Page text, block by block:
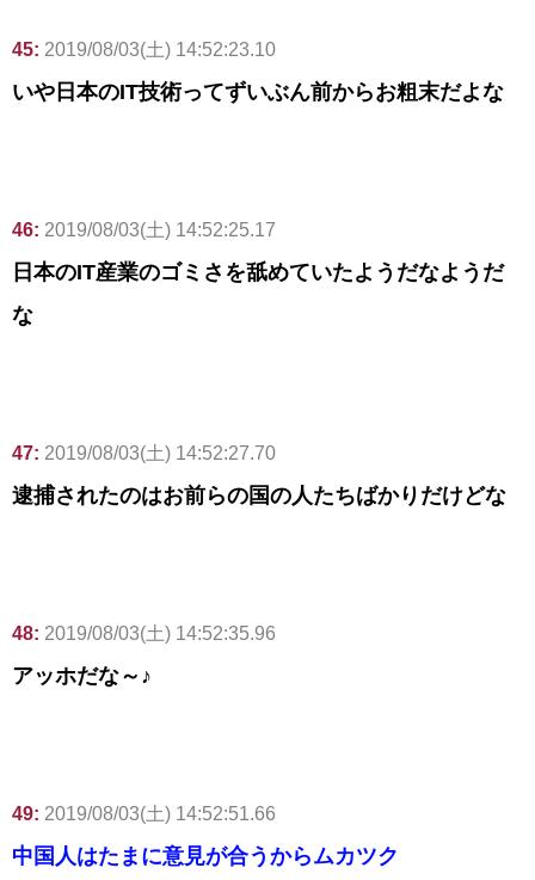
45: 2019/08/03(土) 14:52:23.10
いや日本のIT技術ってずいぶん前からお粗末だよな
46: 2019/08/03(土) 14:52:25.17
日本のIT産業のゴミさを舐めていたようだなようだ
な
47: 2019/08/03(土) 14:52:27.70
逮捕されたのはお前らの国の人たちばかりだけどな
48: 2019/08/03(土) 14:52:35.96
アッホだな～♪
49: 2019/08/03(土) 14:52:51.66
中国人はたまに意見が合うからムカツク